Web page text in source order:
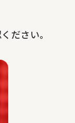
ださい。